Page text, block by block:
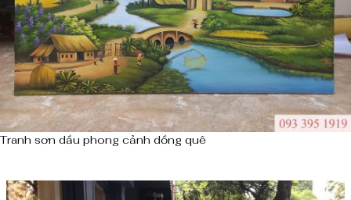
Tranh sơn dầu phong cảnh dồng quê